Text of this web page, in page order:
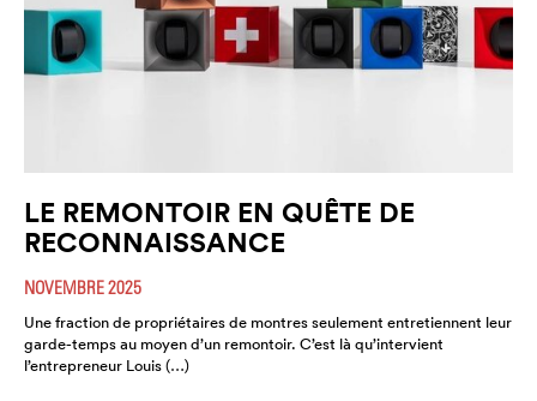
LE REMONTOIR EN QUÊTE DE
RECONNAISSANCE
NOVEMBRE 2025
Une fraction de propriétaires de montres seulement entretiennent leur
garde-temps au moyen d’un remontoir. C’est là qu’intervient
l’entrepreneur Louis (…)